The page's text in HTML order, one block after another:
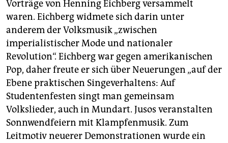
Vorträge von Henning Eichberg versammelt
waren. Eichberg widmete sich darin unter
anderem der Volksmusik „zwischen
imperialistischer Mode und nationaler
Revolution“. Eichberg war gegen amerikanischen
Pop, daher freute er sich über Neuerungen „auf der
Ebene praktischen Singeverhaltens: Auf
Studentenfesten singt man gemeinsam
Volkslieder, auch in Mundart. Jusos veranstalten
Sonnwendfeiern mit Klampfenmusik. Zum
Leitmotiv neuerer Demonstrationen wurde ein